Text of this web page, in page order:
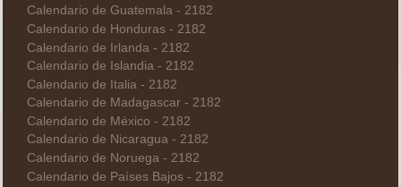
Calendario de Guatemala - 2182
Calendario de Honduras - 2182
Calendario de Irlanda - 2182
Calendario de Islandia - 2182
Calendario de Italia - 2182
Calendario de Madagascar - 2182
Calendario de México - 2182
Calendario de Nicaragua - 2182
Calendario de Noruega - 2182
Calendario de Países Bajos - 2182